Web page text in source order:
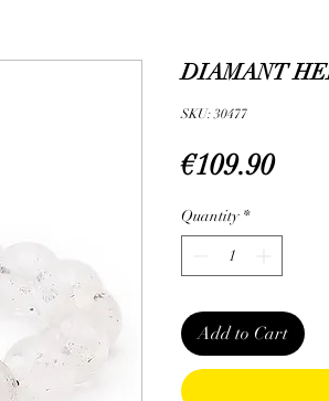
DIAMANT
SKU: 30477
€109.90Price
Quantity *
Add to Cart